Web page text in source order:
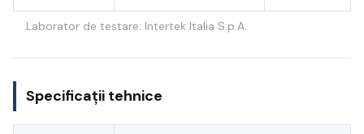
Laborator de testare: Intertek Italia S.p.A.
Specificații tehnice